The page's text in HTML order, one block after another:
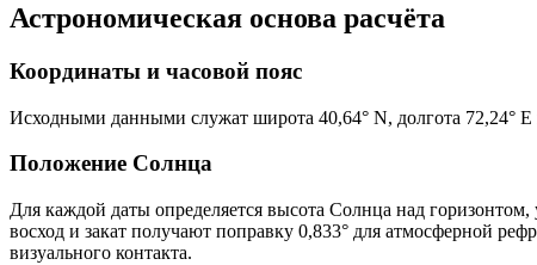
Астрономическая основа расчёта
Координаты и часовой пояс
Исходными данными служат широта 40,64° N, долгота 72,24° E
Положение Солнца
Для каждой даты определяется высота Солнца над
восход и закат получают поправку 0,833° для атмосферной
визуального контакта.